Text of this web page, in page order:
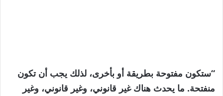
“ستكون مفتوحة بطريقة أو بأخرى، لذلك يجب أن تكون
منفتحة. ما يحدث هناك غير قانوني، وغير قانوني، وغير